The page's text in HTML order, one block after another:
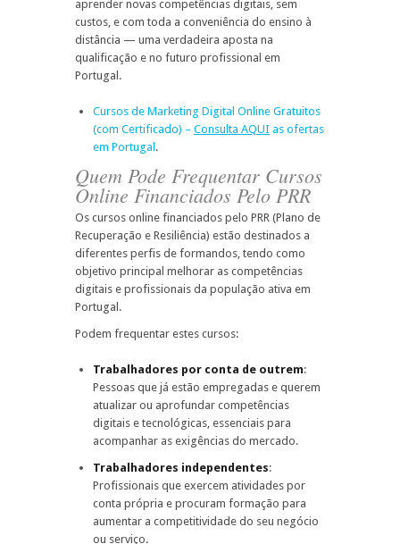
aprender novas competências digitais, sem
custos, e com toda a conveniência do ensino à
distância — uma verdadeira aposta na
qualificação e no futuro profissional em
Portugal.
Cursos de Marketing Digital Online Gratuitos
(com Certificado) – Consulta AQUI as ofertas
em Portugal .
Quem Pode Frequentar Cursos
Online Financiados Pelo PRR
Os cursos online financiados pelo PRR (Plano de
Recuperação e Resiliência) estão destinados a
diferentes perfis de formandos, tendo como
objetivo principal melhorar as competências
digitais e profissionais da população ativa em
Portugal.
Podem frequentar estes cursos:
Trabalhadores por conta de outrem:
Pessoas que já estão empregadas e querem
atualizar ou aprofundar competências
digitais e tecnológicas, essenciais para
acompanhar as exigências do mercado.
Trabalhadores independentes:
Profissionais que exercem atividades por
conta própria e procuram formação para
aumentar a competitividade do seu negócio
ou serviço.